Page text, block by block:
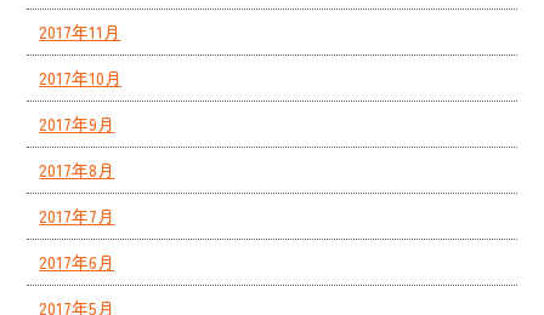
2017年11月
2017年10月
2017年9月
2017年8月
2017年7月
2017年6月
2017年5月